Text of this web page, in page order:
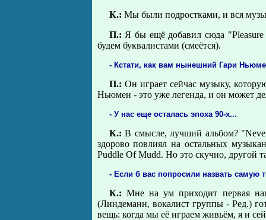
К.: Мы были подростками, и вся
П.: Я бы ещё добавил сюда
будем буквалистами (смеётся).
- Кстати, как вам нынешний Гари
П.: Он играет сейчас музыку,
Ньюмен - это уже легенда, и он может
- У нас еще осталась эпоха 90-х...
К.: В смысле, лучший альбом?
здорово повлиял на остальных
Puddle Of Mudd. Но это скучно, другой
- Если б вас попросили назвать
К.: Мне на ум приходит первая
(Линдеманн, вокалист группы - Ред.)
вещь: когда мы её играем живьём, я и